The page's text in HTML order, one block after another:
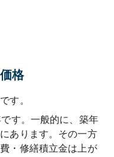
格
す。
す。一般的に、築年
あります。その一方
・修繕積立金は上が